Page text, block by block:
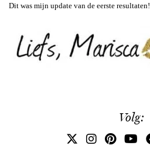
Dit was mijn update van de eerste resultaten!
Volg: